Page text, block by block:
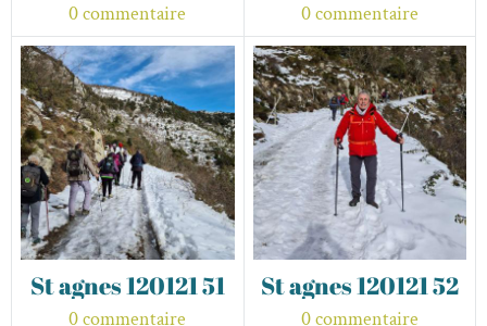
0 commentaire 0 commentaire
St agnes 120121 51
0 commentaire
St agnes 120121 52
0 commentaire